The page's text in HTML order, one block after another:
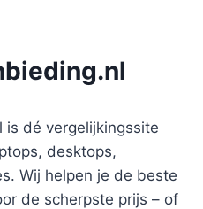
is dé vergelijkingssite
desktops,
Wij helpen je de beste
de scherpste prijs – of